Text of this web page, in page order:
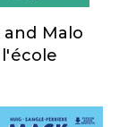
and Malo
l'école